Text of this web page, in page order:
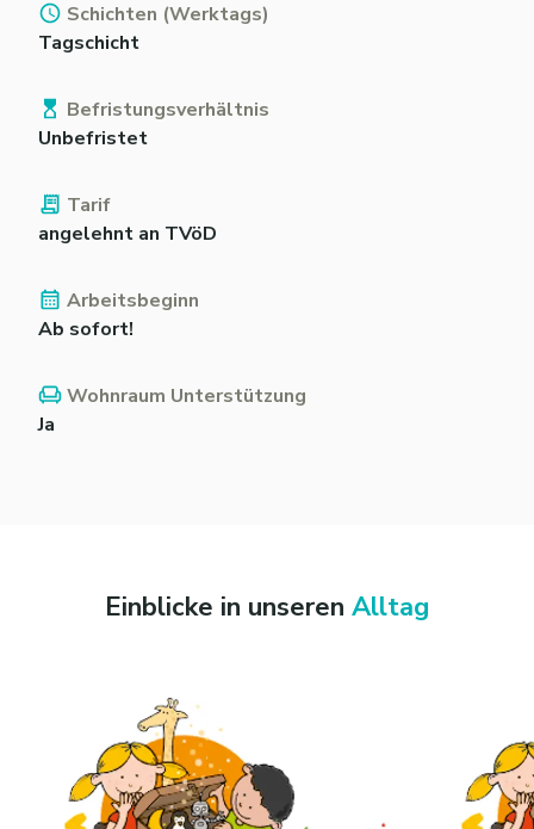
Schichten (Werktags)
Tagschicht
Befristungsverhältnis
Unbefristet
Tarif
angelehnt an TVöD
Arbeitsbeginn
Ab sofort!
Wohnraum Unterstützung
Ja
Einblicke in unseren Alltag